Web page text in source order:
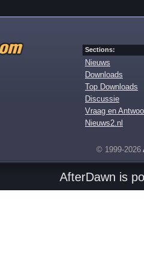
Sections:
Nieuws
Downloads
Top Downloads
Discussie
Vraag en
Nieuws2.nl
© 1999-2026
AfterDawn is